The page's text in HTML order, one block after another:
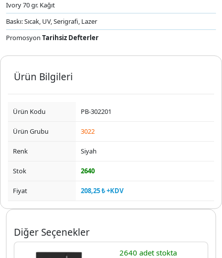
Ivory 70 gr. Kağıt
Baskı: Sıcak, UV, Serigrafi, Lazer
Promosyon Tarihsiz Defterler
Ürün Bilgileri
Ürün Kodu PB-302201
Ürün Grubu 3022
Renk Siyah
Stok 2640
Fiyat 208,25 ₺ +KDV
Diğer Seçenekler
2640 adet stokta